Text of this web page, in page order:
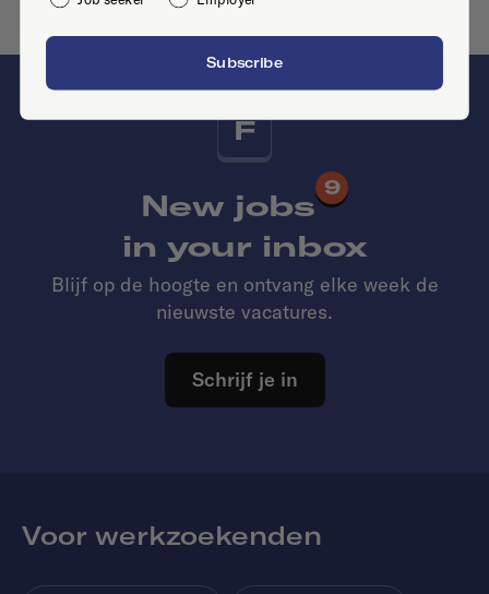
F
New jobs
9
in your inbox
Blijf op de hoogte en ontvang elke week de
nieuwste vacatures.
Schrijf je in
Voor werkzoekenden
Subscribe